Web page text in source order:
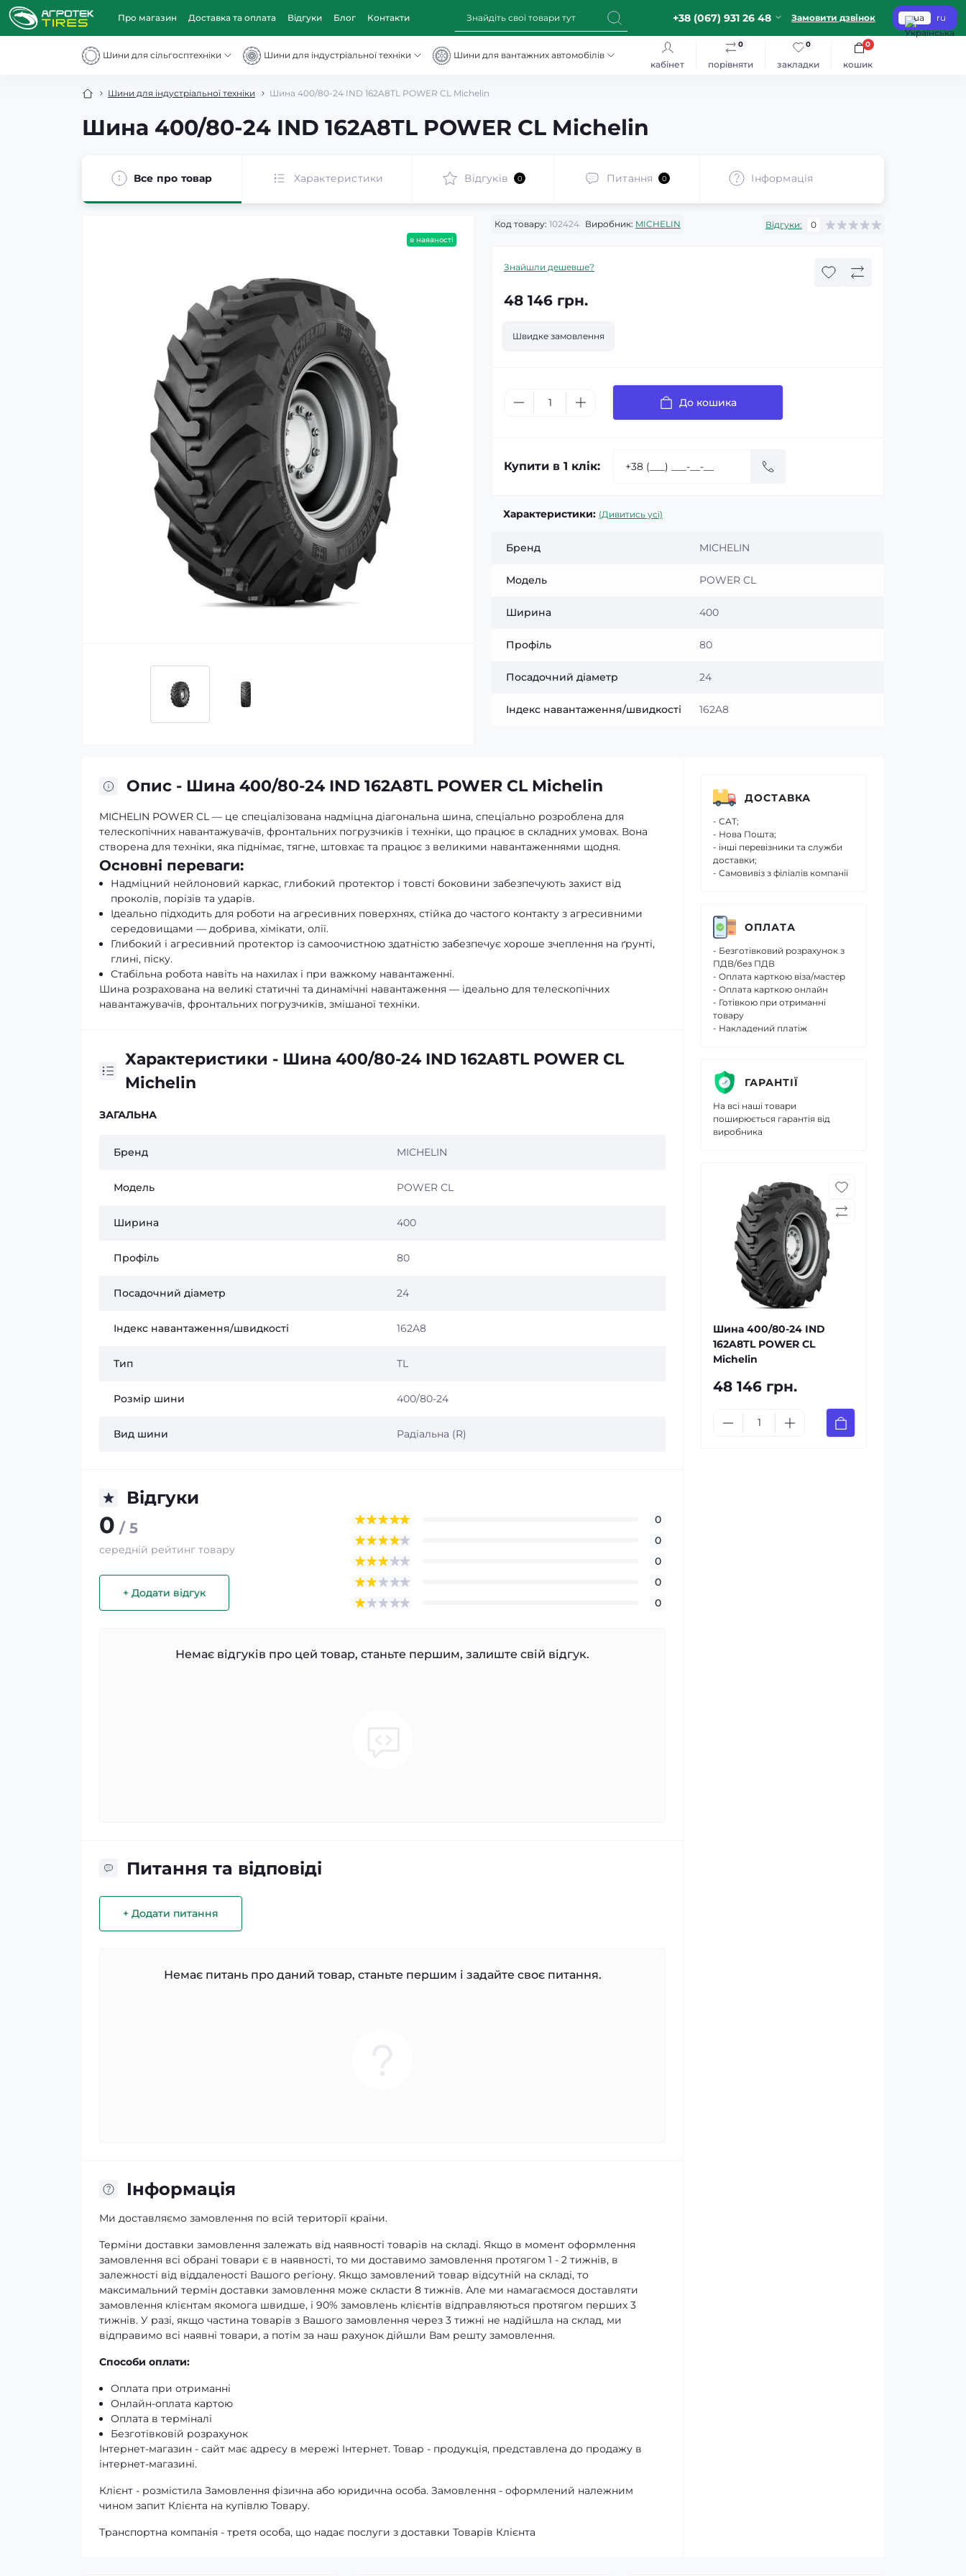
Про магазин Доставка та оплата Відгуки Блог Контакти +38 (067) 931 26 48 Замовити дзвінок ua ru
Шини для сільгосптехніки Шини для індустріальної техніки
Шини для вантажних автомобілів
кабінет
порівняти
0
закладки
0
кошик
0
Шини для індустріальної техніки Шина 400/80-24 IND 162A8TL POWER CL Michelin
Шина 400/80-24 IND 162A8TL POWER CL Michelin
Все про товар Характеристики Відгуків 0 Питання 0 Iнформація
в наявності
Код товару: 102424 Виробник: MICHELIN Відгуки: 0
Знайшли дешевше?
48 146 грн.
Швидке замовлення
До кошика
Купити в 1 клік:
Характеристики: (Дивитись усі)
Бренд MICHELIN
Модель POWER CL
Ширина 400
Профіль 80
Посадочний діаметр 24
Індекс навантаження/швидкості 162A8
Опис - Шина 400/80-24 IND 162A8TL POWER CL Michelin
MICHELIN POWER CL — це спеціалізована надміцна діагональна шина, спеціально розроблена для
телескопічних навантажувачів, фронтальних погрузчиків і техніки, що працює в складних умовах. Вона
створена для техніки, яка піднімає, тягне, штовхає та працює з великими навантаженнями щодня.
Основні переваги:
Надміцний нейлоновий каркас, глибокий протектор і товсті боковини забезпечують захист від
проколів, порізів та ударів.
Ідеально підходить для роботи на агресивних поверхнях, стійка до частого контакту з агресивними
середовищами — добрива, хімікати, олії.
Глибокий і агресивний протектор із самоочистною здатністю забезпечує хороше зчеплення на ґрунті,
глині, піску.
Стабільна робота навіть на нахилах і при важкому навантаженні.
Шина розрахована на великі статичні та динамічні навантаження — ідеально для телескопічних
навантажувачів, фронтальних погрузчиків, змішаної техніки.
Характеристики - Шина 400/80-24 IND 162A8TL POWER CL
Michelin
ЗАГАЛЬНА
Бренд MICHELIN
Модель POWER CL
Ширина 400
Профіль 80
Посадочний діаметр 24
Індекс навантаження/швидкості 162A8
Тип TL
Розмір шини 400/80-24
Вид шини Радіальна (R)
Відгуки
0 / 5
середній рейтинг товару
+ Додати відгук
0
0
0
0
0
Немає відгуків про цей товар, станьте першим, залиште свій відгук.
Питання та відповіді
+ Додати питання
Немає питань про даний товар, станьте першим і задайте своє питання.
Iнформація
Ми доставляємо замовлення по всій території країни.
Терміни доставки замовлення залежать від наявності товарів на складі. Якщо в момент оформлення
замовлення всі обрані товари є в наявності, то ми доставимо замовлення протягом 1 - 2 тижнів, в
залежності від віддаленості Вашого регіону. Якщо замовлений товар відсутній на складі, то
максимальний термін доставки замовлення може скласти 8 тижнів. Але ми намагаємося доставляти
замовлення клієнтам якомога швидше, і 90% замовлень клієнтів відправляються протягом перших 3
тижнів. У разі, якщо частина товарів з Вашого замовлення через 3 тижні не надійшла на склад, ми
відправимо всі наявні товари, а потім за наш рахунок дійшли Вам решту замовлення.
Способи оплати:
Оплата при отриманні
Онлайн-оплата картою
Оплата в терміналі
Безготівковій розрахунок
Інтернет-магазин - сайт має адресу в мережі Інтернет. Товар - продукція, представлена ​​до продажу в
інтернет-магазині.
Клієнт - розмістила Замовлення фізична або юридична особа. Замовлення - оформлений належним
чином запит Клієнта на купівлю Товару.
Транспортна компанія - третя особа, що надає послуги з доставки Товарів Клієнта
ДОСТАВКА
- САТ;
- Нова Пошта;
- інші перевізники та служби
доставки;
- Самовивіз з філіалів компанії
ОПЛАТА
- Безготівковий розрахунок з
ПДВ/без ПДВ
- Оплата карткою віза/мастер
- Оплата карткою онлайн
- Готівкою при отриманні
товару
- Накладений платіж
ГАРАНТІЇ
На всі наші товари
поширюється гарантія від
виробника
Шина 400/80-24 IND
162A8TL POWER CL
Michelin
48 146 грн.